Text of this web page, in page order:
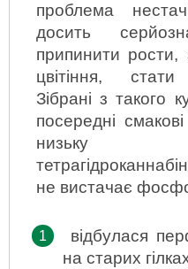
проблема
досить
припинити рости,
цвітіння,
Зібрані з такого
посередні
низьку
не вистачає
відбулася
на старих